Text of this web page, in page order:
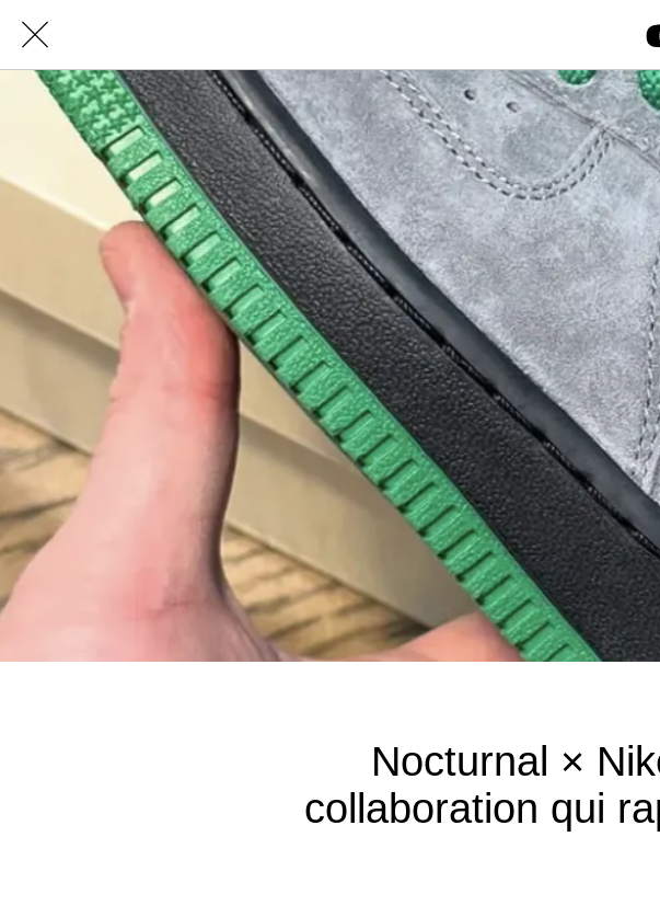
Nocturnal ×
collaboration qui